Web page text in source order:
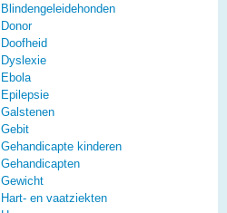
Blindengeleidehonden
Donor
Doofheid
Dyslexie
Ebola
Epilepsie
Galstenen
Gebit
Gehandicapte kinderen
Gehandicapten
Gewicht
Hart- en vaatziekten